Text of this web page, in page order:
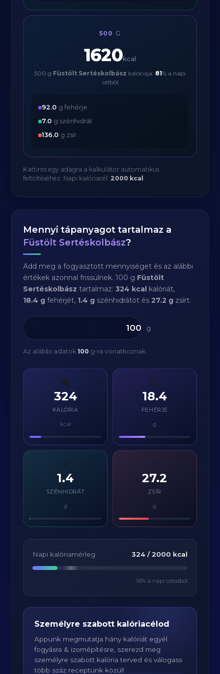
500 G
1620kcal
500 g Füstölt Sertéskolbász kalóriája: 81% a napi
célból
92.0 g fehérje
7.0 g szénhidrát
136.0 g zsír
Kattints egy adagra a kalkulátor automatikus
feltöltéséhez. Napi kalóriacél: 2000 kcal .
Mennyi tápanyagot tartalmaz a
Füstölt Sertéskolbász?
Add meg a fogyasztott mennyiséget és az alábbi
értékek azonnal frissülnek. 100 g Füstölt
Sertéskolbász tartalmaz:324 kcal kalóriát,
18.4 g fehérjét, 1.4 g szénhidrátot és27.2 g zsírt.
g
Az alábbi adatok100 g-ra vonatkoznak.
🔥
324
KALÓRIA
kcal
💪
18.4
FEHÉRJE
g
⚡
1.4
SZÉNHIDRÁT
g
27.2
ZSÍR
g
Napi kalóriamérleg 324/ 2000 kcal
16% a napi célodból
Személyre szabott kalóriacélod
Appunk megmutatja hány kalóriát egyél
fogyásra & izomépítésre, szerezd meg
személyre szabott kalória terved és válogass
több száz receptünk közül!